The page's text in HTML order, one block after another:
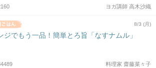
ヨガ講師 高木沙織
8/3 (月)
ジでもう一品！簡単とろ旨「なすナムル」
料理家 齋藤菜々子